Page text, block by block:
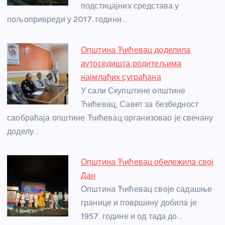
подстицајних средстава у
пољопривреди у 2017. години…
Општина Ћићевац доделила
аутоседишта родитељима
најмлађих суграђана
У сали Скупштине општине
Ћићевац, Савет за безбедност
саобраћаја општине Ћићевац организовао је свечану
доделу…
Општина Ћићевац обележила свој
Дан
Општина Ћићевац своје садашње
границе и површину добила је
1957. године и од тада до…